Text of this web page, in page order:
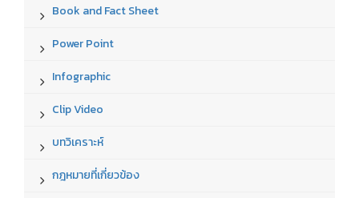
Book and Fact Sheet
Power Point
Infographic
Clip Video
บทวิเคราะห์
กฎหมายที่เกี่ยวข้อง